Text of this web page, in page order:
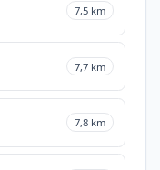
7,5 km
7,7 km
7,8 km